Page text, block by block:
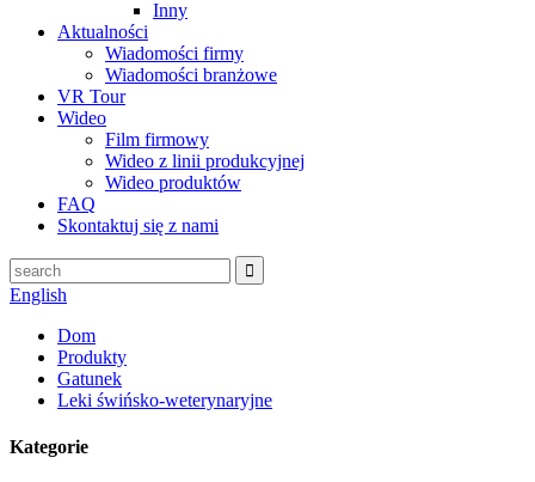
Inny
Aktualności
Wiadomości firmy
Wiadomości branżowe
VR Tour
Wideo
Film firmowy
Wideo z linii produkcyjnej
Wideo produktów
FAQ
Skontaktuj się z nami
English
Dom
Produkty
Gatunek
Leki świńsko-weterynaryjne
Kategorie